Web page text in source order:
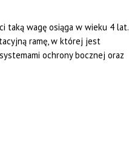
taką wagę osiąga w wieku 4 lat.
ramę, w której jest
ochrony bocznej oraz